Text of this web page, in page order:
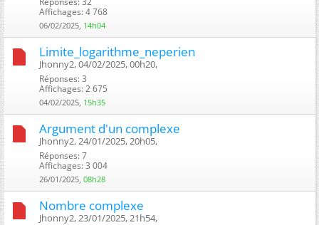
Affichages: 4 768
06/02/2025, 14h04
Limite_logarithme_neperien
Jhonny2, 04/02/2025, 00h20, ‎
Réponses: 3
Affichages: 2 675
04/02/2025, 15h35
Argument d'un complexe
Jhonny2, 24/01/2025, 20h05, ‎
Réponses: 7
Affichages: 3 004
26/01/2025, 08h28
Nombre complexe
Jhonny2, 23/01/2025, 21h54, ‎